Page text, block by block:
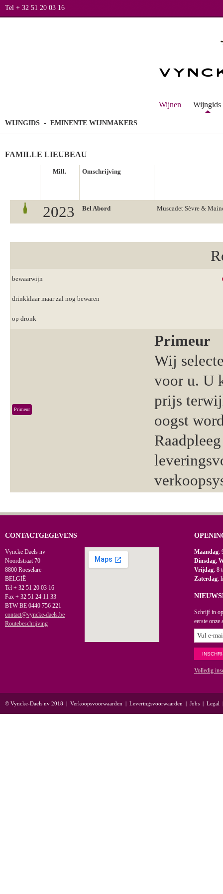
Tel + 32 51 20 03 16
Wijnen Wijngids
WIJNGIDS - EMINENTE WIJNMAKERS
FAMILLE LIEUBEAU
Mill. Omschrijving
2023 Bel Abord Muscadet Sèvre &
bewaarwijn
drinkklaar maar zal nog bewaren
op dronk
Primeur
Primeur
Wij
voor u. U
prijs
oogst
CONTACTGEGEVENS
Vyncke Daels nv
Noordstraat 70
8800 Roeselare
BELGIË
Tel + 32 51 20 03 16
Fax + 32 51 24 11 33
BTW BE 0440 756 221
contact@vyncke-daels.be
Routebeschrijving
Maandag:
Dinsdag,
Vrijdag: 8
Zaterdag:
Schrijf in
eerste onze
Volledig
© Vyncke-Daels nv 2018 | Verkoopsvoorwaarden | Leveringsvoorwaarden | Jobs | Legal